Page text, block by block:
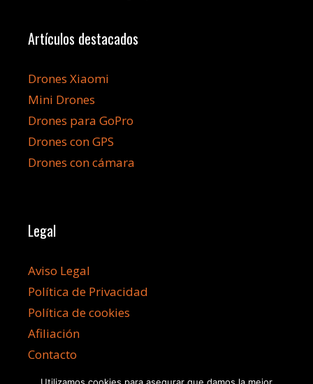
Artículos destacados
Drones Xiaomi
Mini Drones
Drones para GoPro
Drones con GPS
Drones con cámara
Legal
Aviso Legal
Política de Privacidad
Política de cookies
Afiliación
Contacto